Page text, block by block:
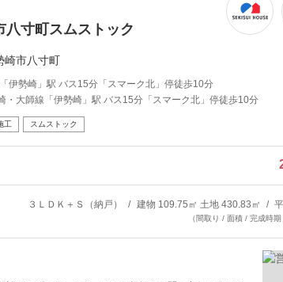
八寸町スムストック
崎市八寸町
伊勢崎」駅 バス15分「スマーク北」停徒歩10分
・大師線「伊勢崎」駅 バス15分「スマーク北」停徒歩10分
工 スムストック
３ＬＤＫ＋Ｓ（納戸） 建物 109.75㎡ 土地 430.83㎡
（間取り / 面積 / 完成時期